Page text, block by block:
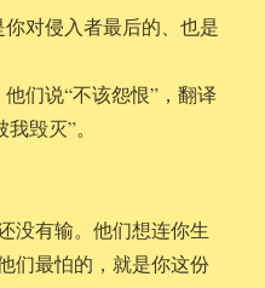
你对侵入者最后的、也是
他们说“不该怨恨”，翻译
毁灭”。
没有输。他们想连你生
们最怕的，就是你这份